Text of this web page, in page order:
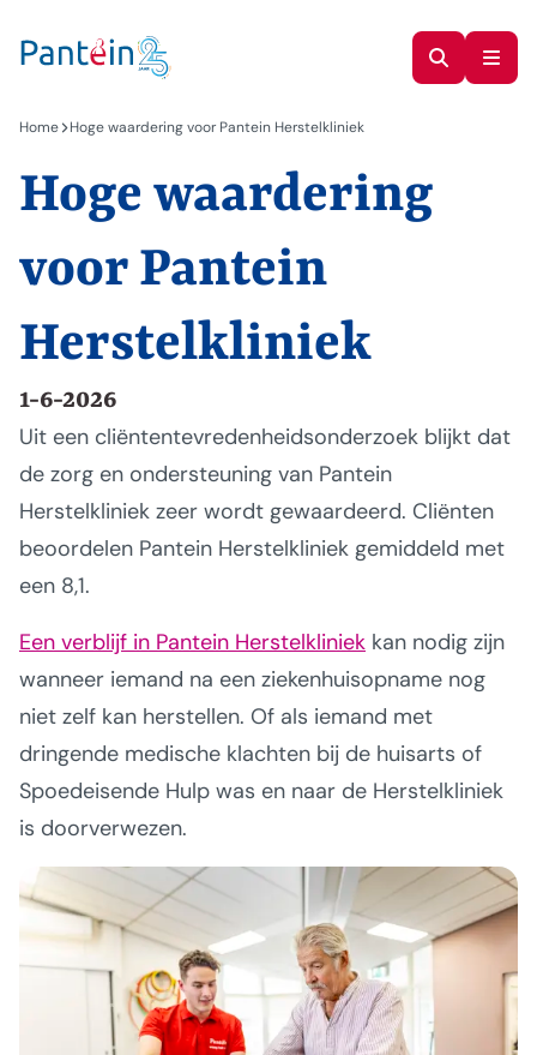
Home Hoge waardering voor Pantein Herstelkliniek
Hoge waardering
voor Pantein
Herstelkliniek
1-6-2026
Uit een cliëntentevredenheidsonderzoek blijkt dat
de zorg en ondersteuning van Pantein
Herstelkliniek zeer wordt gewaardeerd. Cliënten
beoordelen Pantein Herstelkliniek gemiddeld met
een 8,1.
Een verblijf in Pantein Herstelkliniek kan nodig zijn
wanneer iemand na een ziekenhuisopname nog
niet zelf kan herstellen. Of als iemand met
dringende medische klachten bij de huisarts of
Spoedeisende Hulp was en naar de Herstelkliniek
is doorverwezen.